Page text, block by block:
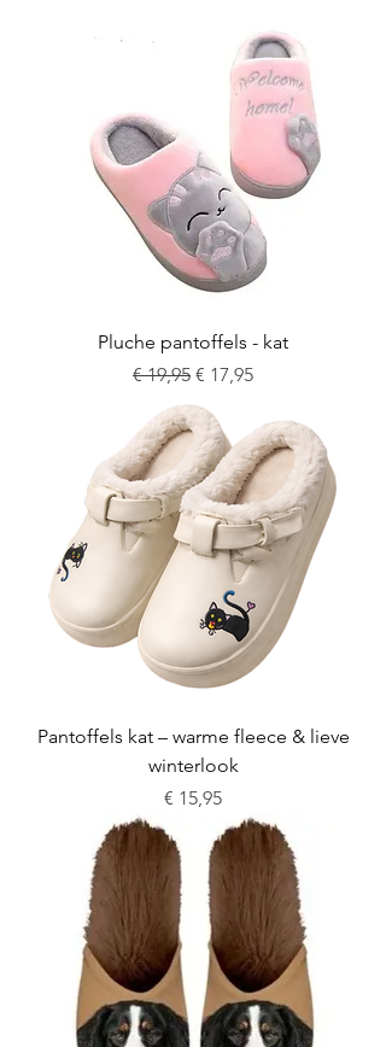
Pluche pantoffels - kat
Normale prijs
€ 19,95 Verkoopprijs
€ 17,95
Pantoffels kat – warme fleece & lieve
winterlook
Prijs
€ 15,95